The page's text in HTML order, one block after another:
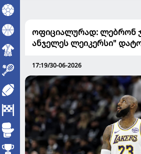
ოფიციალურად: ლებრონ
ანჯელეს ლეიკერსი"
17:19/30-06-2026